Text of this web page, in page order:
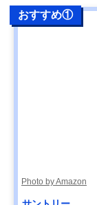
おすすめ①
Photo by Amazon